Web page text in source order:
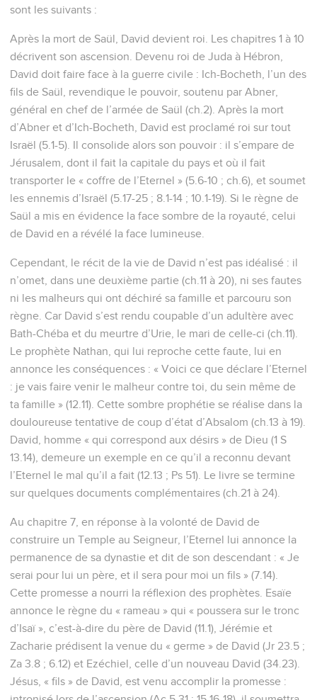
sont les suivants :
Après la mort de Saül, David devient roi. Les chapitres 1 à 10
décrivent son ascension. Devenu roi de Juda à Hébron,
David doit faire face à la guerre civile : Ich-Bocheth, l’un des
fils de Saül, revendique le pouvoir, soutenu par Abner,
général en chef de l’armée de Saül (ch.2). Après la mort
d’Abner et d’Ich-Bocheth, David est proclamé roi sur tout
Israël (5.1-5). Il consolide alors son pouvoir : il s’empare de
Jérusalem, dont il fait la capitale du pays et où il fait
transporter le « coffre de l’Eternel » (5.6-10 ; ch.6), et soumet
les ennemis d’Israël (5.17-25 ; 8.1-14 ; 10.1-19). Si le règne de
Saül a mis en évidence la face sombre de la royauté, celui
de David en a révélé la face lumineuse.
Cependant, le récit de la vie de David n’est pas idéalisé : il
n’omet, dans une deuxième partie (ch.11 à 20), ni ses fautes
ni les malheurs qui ont déchiré sa famille et parcouru son
règne. Car David s’est rendu coupable d’un adultère avec
Bath-Chéba et du meurtre d’Urie, le mari de celle-ci (ch.11).
Le prophète Nathan, qui lui reproche cette faute, lui en
annonce les conséquences : « Voici ce que déclare l’Eternel
: je vais faire venir le malheur contre toi, du sein même de
ta famille » (12.11). Cette sombre prophétie se réalise dans la
douloureuse tentative de coup d’état d’Absalom (ch.13 à 19).
David, homme « qui correspond aux désirs » de Dieu (1 S
13.14), demeure un exemple en ce qu’il a reconnu devant
l’Eternel le mal qu’il a fait (12.13 ; Ps 51). Le livre se termine
sur quelques documents complémentaires (ch.21 à 24).
Au chapitre 7, en réponse à la volonté de David de
construire un Temple au Seigneur, l’Eternel lui annonce la
permanence de sa dynastie et dit de son descendant : « Je
serai pour lui un père, et il sera pour moi un fils » (7.14).
Cette promesse a nourri la réflexion des prophètes. Esaïe
annonce le règne du « rameau » qui « poussera sur le tronc
d’Isaï », c’est-à-dire du père de David (11.1), Jérémie et
Zacharie prédisent la venue du « germe » de David (Jr 23.5 ;
Za 3.8 ; 6.12) et Ezéchiel, celle d’un nouveau David (34.23).
Jésus, « fils » de David, est venu accomplir la promesse :